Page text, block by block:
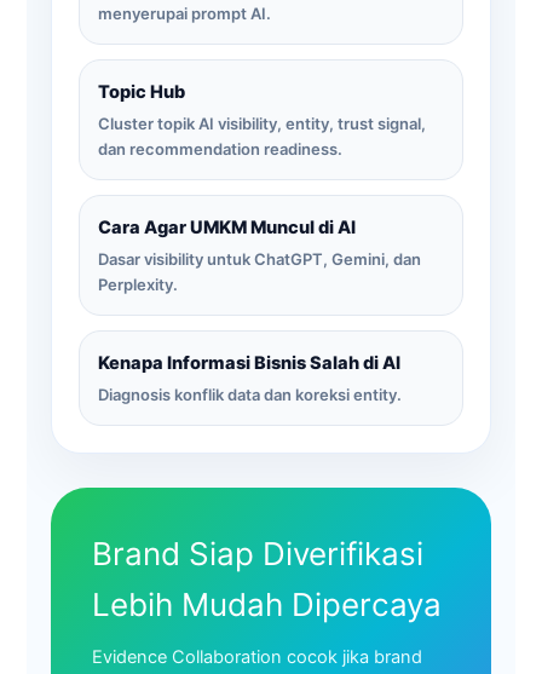
menyerupai prompt AI.
Topic Hub
Cluster topik AI visibility, entity, trust signal,
dan recommendation readiness.
Cara Agar UMKM Muncul di AI
Dasar visibility untuk ChatGPT, Gemini, dan
Perplexity.
Kenapa Informasi Bisnis Salah di AI
Diagnosis konflik data dan koreksi entity.
Brand Siap Diverifikasi
Lebih Mudah Dipercaya
Evidence Collaboration cocok jika brand